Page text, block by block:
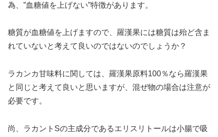
為、”血糖値を上げない”特徴があります。
糖質が血糖値を上げますので、羅漢果には糖質は殆ど含ま
れていないと考えて良いのではないのでしょうか？
ラカンカ甘味料に関しては、羅漢果原料100％なら羅漢果
と同じと考えて良いと思いますが、混ぜ物の場合は注意が
必要です。
尚、ラカントSの主成分であるエリスリトールは小腸で吸